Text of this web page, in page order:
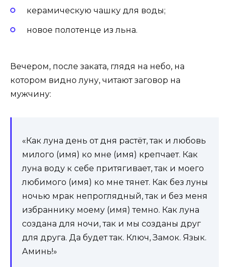
керамическую чашку для воды;
новое полотенце из льна.
Вечером, после заката, глядя на небо, на
котором видно луну, читают заговор на
мужчину:
«Как луна день от дня растёт, так и любовь
милого (имя) ко мне (имя) крепчает. Как
луна воду к себе притягивает, так и моего
любимого (имя) ко мне тянет. Как без луны
ночью мрак непроглядный, так и без меня
избраннику моему (имя) темно. Как луна
создана для ночи, так и мы созданы друг
для друга. Да будет так. Ключ, Замок. Язык.
Аминь!»